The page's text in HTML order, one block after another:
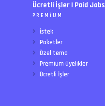
Ücretli İşler | Paid Jobs
PREMIUM
İstek
Paketler
Özel tema
Premium üyelikler
Ücretli İşler